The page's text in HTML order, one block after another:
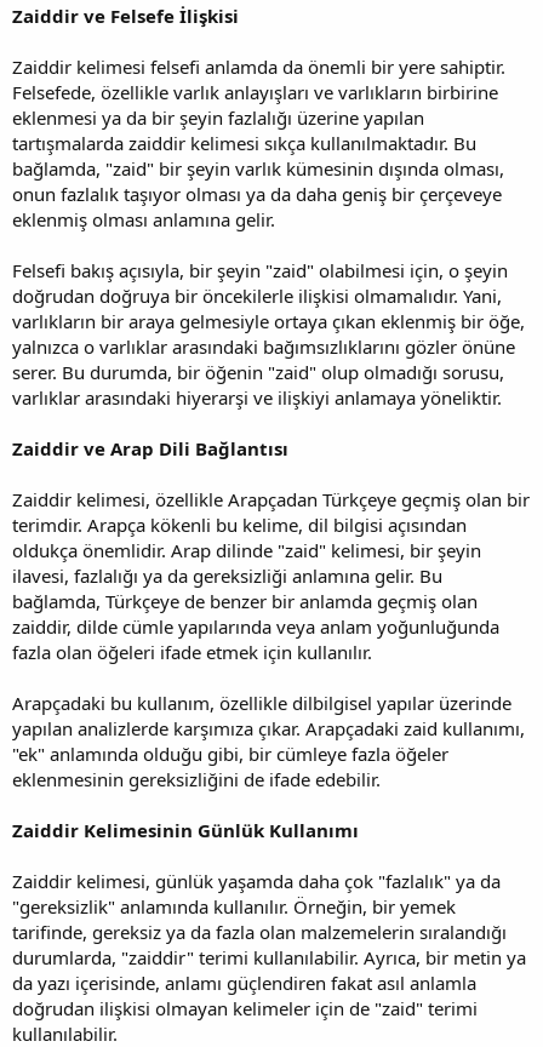
Zaiddir ve Felsefe İlişkisi
Zaiddir kelimesi felsefi anlamda da önemli bir yere sahiptir.
Felsefede, özellikle varlık anlayışları ve varlıkların birbirine
eklenmesi ya da bir şeyin fazlalığı üzerine yapılan
tartışmalarda zaiddir kelimesi sıkça kullanılmaktadır. Bu
bağlamda, "zaid" bir şeyin varlık kümesinin dışında olması,
onun fazlalık taşıyor olması ya da daha geniş bir çerçeveye
eklenmiş olması anlamına gelir.
Felsefi bakış açısıyla, bir şeyin "zaid" olabilmesi için, o şeyin
doğrudan doğruya bir öncekilerle ilişkisi olmamalıdır. Yani,
varlıkların bir araya gelmesiyle ortaya çıkan eklenmiş bir öğe,
yalnızca o varlıklar arasındaki bağımsızlıklarını gözler önüne
serer. Bu durumda, bir öğenin "zaid" olup olmadığı sorusu,
varlıklar arasındaki hiyerarşi ve ilişkiyi anlamaya yöneliktir.
Zaiddir ve Arap Dili Bağlantısı
Zaiddir kelimesi, özellikle Arapçadan Türkçeye geçmiş olan bir
terimdir. Arapça kökenli bu kelime, dil bilgisi açısından
oldukça önemlidir. Arap dilinde "zaid" kelimesi, bir şeyin
ilavesi, fazlalığı ya da gereksizliği anlamına gelir. Bu
bağlamda, Türkçeye de benzer bir anlamda geçmiş olan
zaiddir, dilde cümle yapılarında veya anlam yoğunluğunda
fazla olan öğeleri ifade etmek için kullanılır.
Arapçadaki bu kullanım, özellikle dilbilgisel yapılar üzerinde
yapılan analizlerde karşımıza çıkar. Arapçadaki zaid kullanımı,
"ek" anlamında olduğu gibi, bir cümleye fazla öğeler
eklenmesinin gereksizliğini de ifade edebilir.
Zaiddir Kelimesinin Günlük Kullanımı
Zaiddir kelimesi, günlük yaşamda daha çok "fazlalık" ya da
"gereksizlik" anlamında kullanılır. Örneğin, bir yemek
tarifinde, gereksiz ya da fazla olan malzemelerin sıralandığı
durumlarda, "zaiddir" terimi kullanılabilir. Ayrıca, bir metin ya
da yazı içerisinde, anlamı güçlendiren fakat asıl anlamla
doğrudan ilişkisi olmayan kelimeler için de "zaid" terimi
kullanılabilir.